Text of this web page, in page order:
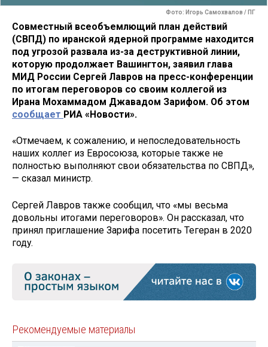
Фото: Игорь Самохвалов / ПГ
Совместный всеобъемлющий план действий
(СВПД) по иранской ядерной программе находится
под угрозой развала из-за деструктивной линии,
которую продолжает Вашингтон, заявил глава
МИД России Сергей Лавров на пресс-конференции
по итогам переговоров со своим коллегой из
Ирана Мохаммадом Джавадом Зарифом. Об этом
сообщает РИА «Новости».
«Отмечаем, к сожалению, и непоследовательность
наших коллег из Евросоюза, которые также не
полностью выполняют свои обязательства по СВПД»,
— сказал министр.
Сергей Лавров также сообщил, что «мы весьма
довольны итогами переговоров». Он рассказал, что
принял приглашение Зарифа посетить Тегеран в 2020
году.
Рекомендуемые материалы